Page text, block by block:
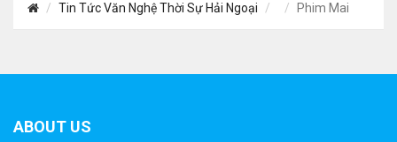
Tin Tức Văn Nghệ Thời Sự Hải Ngoại Phim Mai
ABOUT US